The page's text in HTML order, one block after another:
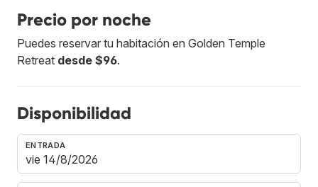
Precio por noche
Puedes reservar tu habitación en Golden Temple
Retreat desde $96.
Disponibilidad
ENTRADA